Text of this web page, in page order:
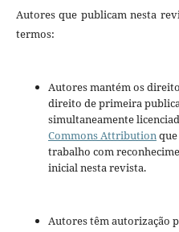
Autores que publicam nesta
termos:
Autores mantém os
direito de primeira
simultaneamente
Commons Attributionque
trabalho com
inicial nesta revista.
Autores têm autorização